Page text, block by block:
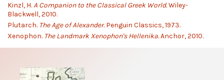
Kinzl, H.A Companion to the Classical Greek World.Wiley-
Blackwell, 2010.
Plutarch. The Age of Alexander.Penguin Classics, 1973.
Xenophon. The Landmark Xenophon's Hellenika.Anchor, 2010.